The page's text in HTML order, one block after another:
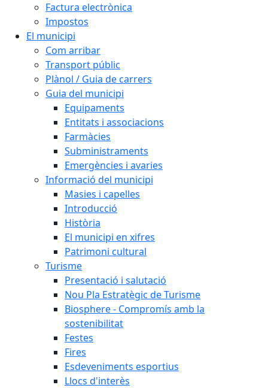
Factura electrònica
Impostos
El municipi
Com arribar
Transport públic
Plànol / Guia de carrers
Guia del municipi
Equipaments
Entitats i associacions
Farmàcies
Subministraments
Emergències i avaries
Informació del municipi
Masies i capelles
Introducció
Història
El municipi en xifres
Patrimoni cultural
Turisme
Presentació i salutació
Nou Pla Estratègic de Turisme
Biosphere - Compromís amb la
sostenibilitat
Festes
Fires
Esdeveniments esportius
Llocs d'interès